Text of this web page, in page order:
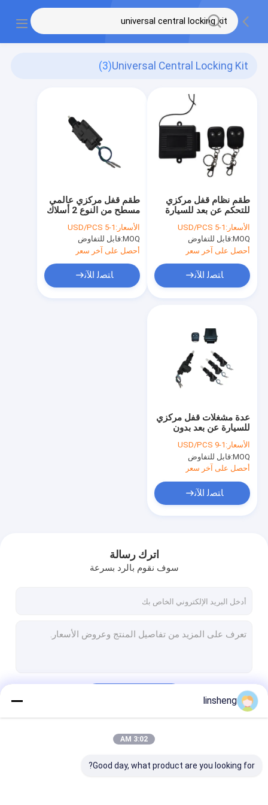
Universal Central Locking Kit
(3)
طقم قفل مركزي عالمي
مسطح من النوع 2 أسلاك
الأسعار: 1-5 USD/PCS
MOQ: قابل للتفاوض
أحصل على آخر سعر
ﺎﺘﺼﻟ ﺍﻶﻧ
طقم نظام قفل مركزي
للتحكم عن بعد للسيارة
IP55
الأسعار: 1-5 USD/PCS
MOQ: قابل للتفاوض
أحصل على آخر سعر
ﺎﺘﺼﻟ ﺍﻶﻧ
عدة مشغلات قفل مركزي
للسيارة عن بعد بدون
مفتاح مقاوم للماء
الأسعار: 1-9 USD/PCS
MOQ: قابل للتفاوض
أحصل على آخر سعر
ﺎﺘﺼﻟ ﺍﻶﻧ
اترك رسالة
سوف نقوم بالرد بسرعة
linsheng
3:02 AM
Good day, what product are you looking for?